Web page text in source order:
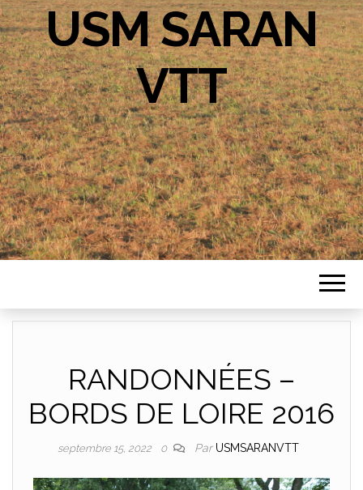
USM SARAN
VTT
RANDONNÉES –
BORDS DE LOIRE 2016
septembre 15, 2022 0 Par USMSARANVTT